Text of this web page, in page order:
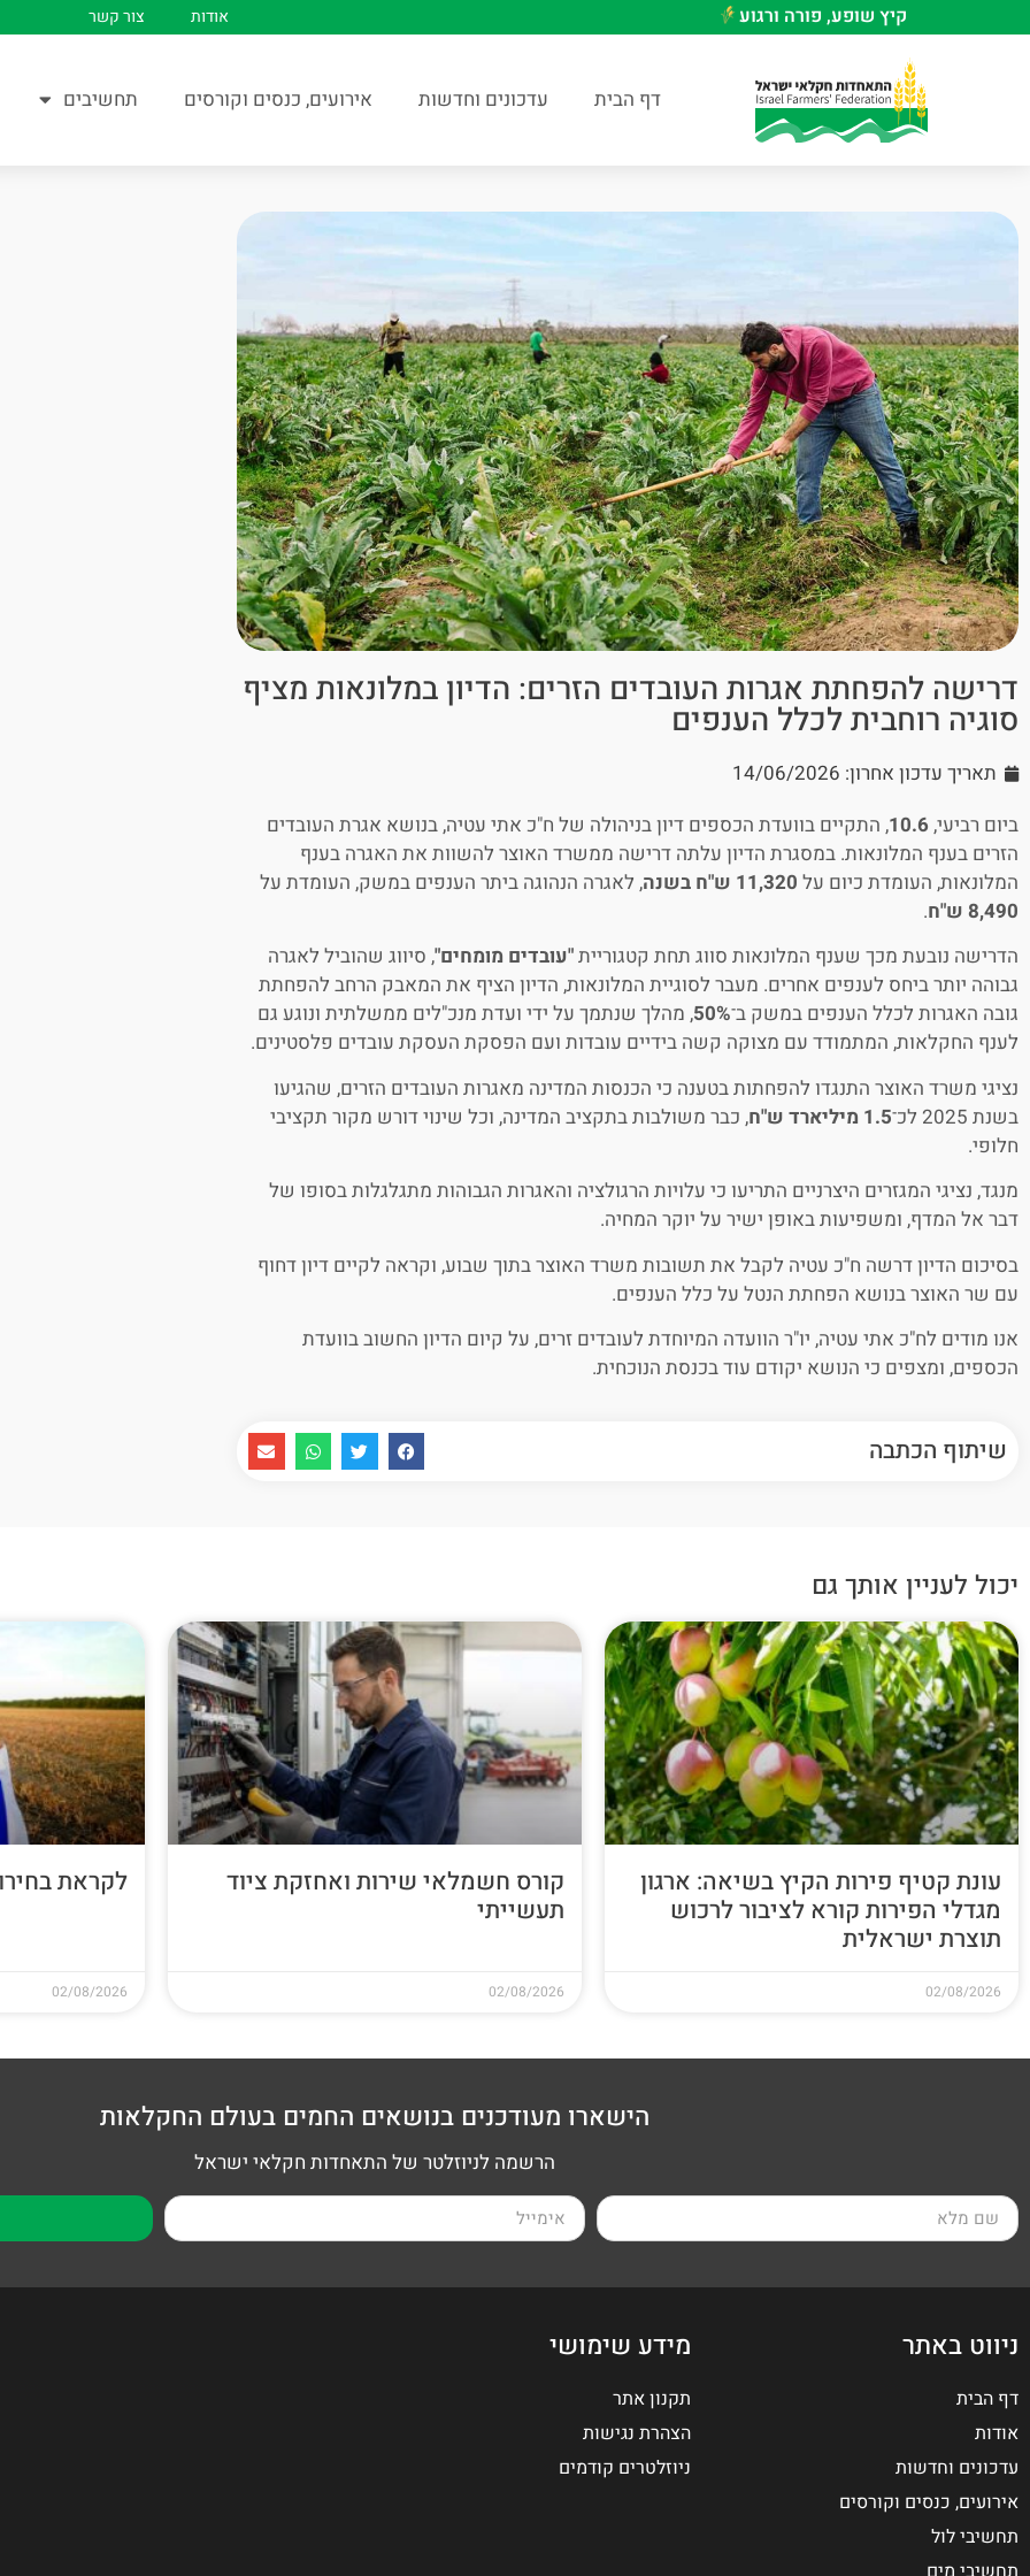
קיץ שופע, פורה ורגוע אודות צור קשר
דף הבית עדכונים וחדשות אירועים, כנסים וקורסים תחשיבים
דרישה להפחתת אגרות העובדים הזרים: הדיון במלונאות מציף
סוגיה רוחבית לכלל הענפים
תאריך עדכון אחרון: 14/06/2026
ביום רביעי, 10.6, התקיים בוועדת הכספים דיון בניהולה של ח"כ אתי עטיה, בנושא אגרת העובדים
הזרים בענף המלונאות. במסגרת הדיון עלתה דרישה ממשרד האוצר להשוות את האגרה בענף
המלונאות, העומדת כיום על 11,320 ש"ח בשנה
, לאגרה הנהוגה ביתר הענפים במשק, העומדת על
8,490 ש"ח
.
הדרישה נובעת מכך שענף המלונאות סווג תחת קטגוריית"עובדים מומחים", סיווג שהוביל לאגרה
גבוהה יותר ביחס לענפים אחרים. מעבר לסוגיית המלונאות, הדיון הציף את המאבק הרחב להפחתת
גובה האגרות לכלל הענפים במשק ב־50%, מהלך שנתמך על ידי ועדת מנכ"לים ממשלתית ונוגע גם
לענף החקלאות, המתמודד עם מצוקה קשה בידיים עובדות ועם הפסקת העסקת עובדים פלסטינים.
נציגי משרד האוצר התנגדו להפחתות בטענה כי הכנסות המדינה מאגרות העובדים הזרים, שהגיעו
בשנת 2025 לכ־
1.5 מיליארד ש"ח
, כבר משולבות בתקציב המדינה, וכל שינוי דורש מקור תקציבי
חלופי.
מנגד, נציגי המגזרים היצרניים התריעו כי עלויות הרגולציה והאגרות הגבוהות מתגלגלות בסופו של
דבר אל המדף, ומשפיעות באופן ישיר על יוקר המחיה.
בסיכום הדיון דרשה ח"כ עטיה לקבל את תשובות משרד האוצר בתוך שבוע, וקראה לקיים דיון דחוף
עם שר האוצר בנושא הפחתת הנטל על כלל הענפים.
אנו מודים לח"כ אתי עטיה, יו"ר הוועדה המיוחדת לעובדים זרים, על קיום הדיון החשוב בוועדת
הכספים, ומצפים כי הנושא יקודם עוד בכנסת הנוכחית.
שיתוף הכתבה
יכול לעניין אותך גם
עונת קטיף פירות הקיץ בשיאה: ארגון
מגדלי הפירות קורא לציבור לרכוש
תוצרת ישראלית
02/08/2026
קורס חשמלאי שירות ואחזקת ציוד
תעשייתי
02/08/2026
לקראת בחירות
02/08/2026
הישארו מעודכנים בנושאים החמים בעולם החקלאות
הרשמה לניוזלטר של התאחדות חקלאי ישראל
ניווט באתר
דף הבית
אודות
עדכונים וחדשות
אירועים, כנסים וקורסים
תחשיבי לול
מידע שימושי
תקנון אתר
הצהרת נגישות
ניוזלטרים קודמים